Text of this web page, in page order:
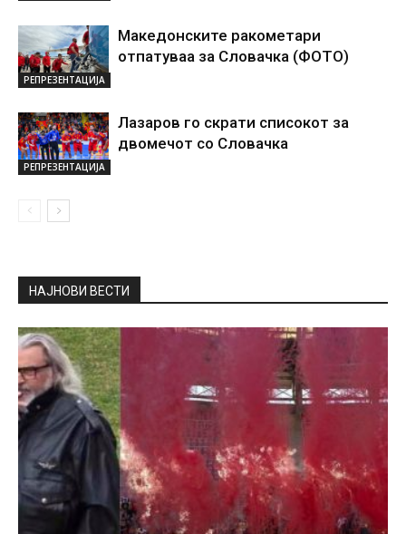
РЕПРЕЗЕНТАЦИЈА
Македонските ракометари
отпатуваа за Словачка (ФОТО)
РЕПРЕЗЕНТАЦИЈА
Лазаров го скрати списокот за
двомечот со Словачка
НАЈНОВИ ВЕСТИ